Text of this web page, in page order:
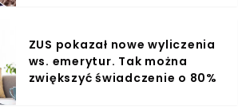
ZUS pokazał nowe wyliczenia
ws. emerytur. Tak można
zwiększyć świadczenie o 80%